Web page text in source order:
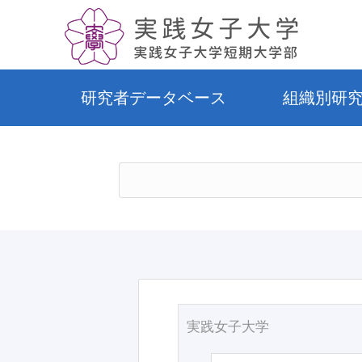
研究者データベース 組織別研
実践女子大学